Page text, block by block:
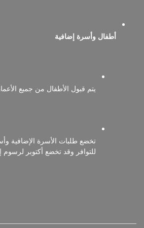
أطفال وأسرة إضافية
يتم قبول الأطفال من جميع
تخضع طلبات الأسرة الإضافية
للتوافر وقد تخضع أكتوبر لرسوم